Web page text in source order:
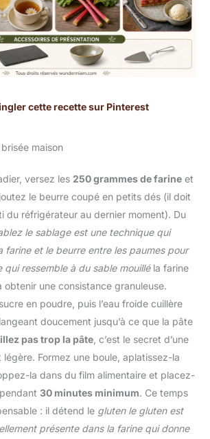
cette recette sur Pinterest
maison
versez les 250 grammes de farine et
le beurre coupé en petits dés (il doit
du réfrigérateur au dernier moment). Du
le sablage est une technique qui
farine et le beurre entre les paumes pour
ressemble à du sable mouilléla farine
obtenir une consistance granuleuse.
en poudre, puis l’eau froide cuillère
doucement jusqu’à ce que la pâte
pas trop la pâte , c’est le secret d’une
Formez une boule, aplatissez-la
la dans du film alimentaire et placez-
30 minutes minimum. Ce temps
: il détend le gluten le gluten est
présente dans la farine qui donne